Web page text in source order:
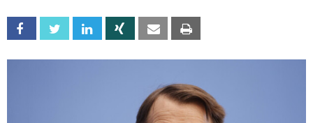
Facebook Twitter Linkedin Xing Email